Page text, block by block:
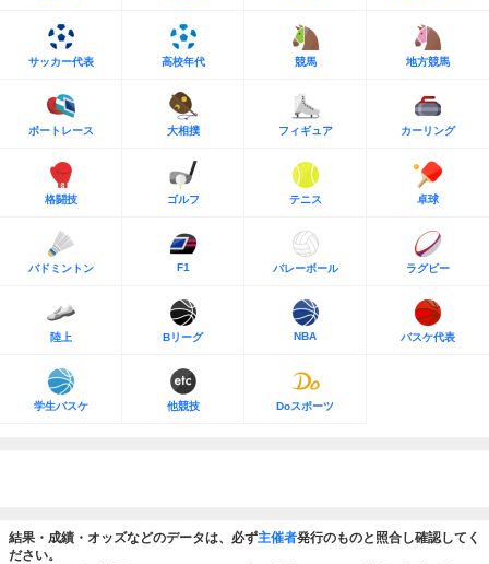
サッカー代表 高校年代 競馬 地方競馬
ボートレース 大相撲 フィギュア カーリング
格闘技 ゴルフ テニス 卓球
バドミントン F1 バレーボール ラグビー
陸上 Bリーグ NBA バスケ代表
学生バスケ 他競技 Doスポーツ
結果・成績・オッズなどのデータは、必ず主催者発行のものと照合し確認してく
ださい。